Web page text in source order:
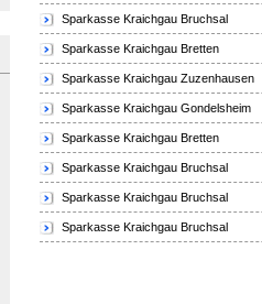
Sparkasse Kraichgau Bruchsal
Sparkasse Kraichgau Bretten
Sparkasse Kraichgau Zuzenhausen
Sparkasse Kraichgau Gondelsheim
Sparkasse Kraichgau Bretten
Sparkasse Kraichgau Bruchsal
Sparkasse Kraichgau Bruchsal
Sparkasse Kraichgau Bruchsal